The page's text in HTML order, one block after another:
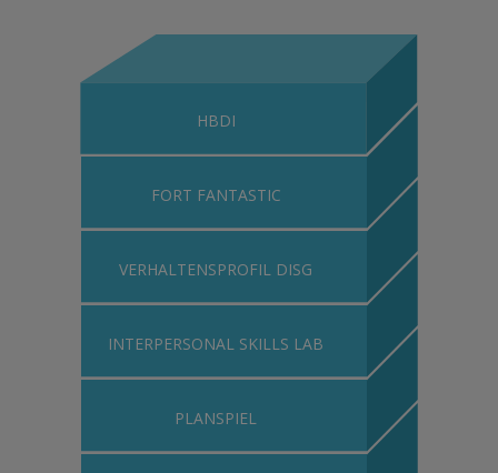
HBDI
FORT FANTASTIC
VERHALTENSPROFIL DISG
INTERPERSONAL SKILLS LAB
PLANSPIEL